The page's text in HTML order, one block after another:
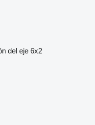
del eje 6x2